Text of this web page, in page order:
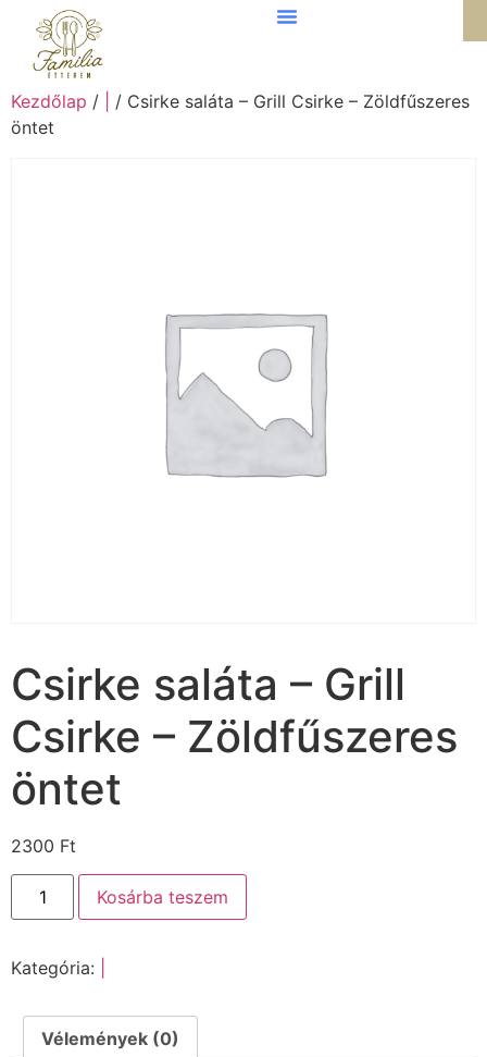
Kezdőlap /
/ Csirke saláta – Grill Csirke – Zöldfűszeres
öntet
Csirke saláta – Grill
Csirke – Zöldfűszeres
öntet
2300 Ft
Kosárba teszem
Kategória:
Vélemények (0)